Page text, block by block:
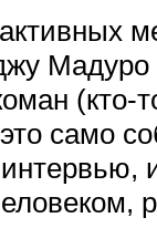
Мадуро
(кто-
само